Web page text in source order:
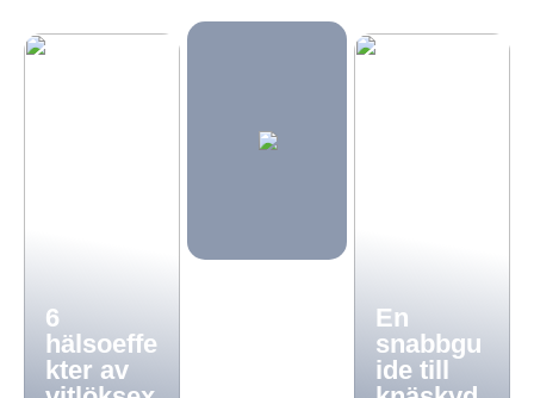
6
hälsoeffe
kter av
En
snabbgu
ide till